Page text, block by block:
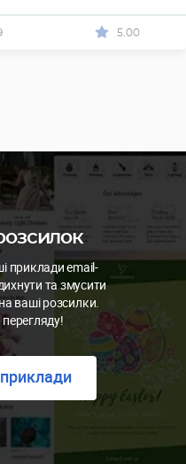
5.00
приклади email-
та змусити
ваші розсилки.